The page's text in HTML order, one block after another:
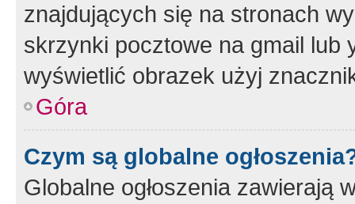
znajdujących się na stronach
skrzynki pocztowe na gmail lub
wyświetlić obrazek użyj
Góra
Czym są globalne
Globalne ogłoszenia zawierają